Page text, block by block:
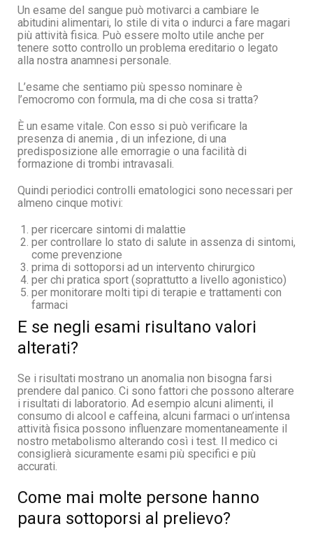
Un esame del sangue può motivarci a cambiare le
abitudini alimentari, lo stile di vita o indurci a fare magari
più attività fisica. Può essere molto utile anche per
tenere sotto controllo un problema ereditario o legato
alla nostra anamnesi personale.
L’esame che sentiamo più spesso nominare è
l’emocromo con formula, ma di che cosa si tratta?
È un esame vitale. Con esso si può verificare la
presenza di anemia , di un infezione, di una
predisposizione alle emorragie o una facilità di
formazione di trombi intravasali.
Quindi periodici controlli ematologici sono necessari per
almeno cinque motivi:
per ricercare sintomi di malattie
per controllare lo stato di salute in assenza di sintomi,
come prevenzione
prima di sottoporsi ad un intervento chirurgico
per chi pratica sport (soprattutto a livello agonistico)
per monitorare molti tipi di terapie e trattamenti con
farmaci
E se negli esami risultano valori
alterati?
Se i risultati mostrano un anomalia non bisogna farsi
prendere dal panico. Ci sono fattori che possono alterare
i risultati di laboratorio. Ad esempio alcuni alimenti, il
consumo di alcool e caffeina, alcuni farmaci o un’intensa
attività fisica possono influenzare momentaneamente il
nostro metabolismo alterando così i test. Il medico ci
consiglierà sicuramente esami più specifici e più
accurati.
Come mai molte persone hanno
paura sottoporsi al prelievo?